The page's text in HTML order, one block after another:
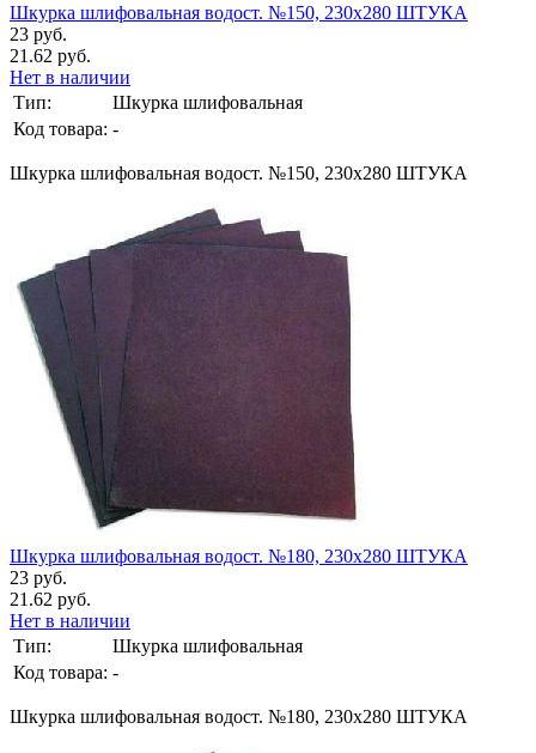
Шкурка шлифовальная водост. №150, 230х280 ШТУКА
23 руб.
21.62 руб.
Нет в наличии
Тип:
Шкурка шлифовальная
Код товара: -
Шкурка шлифовальная водост. №150, 230х280 ШТУКА
Шкурка шлифовальная водост. №180, 230х280 ШТУКА
23 руб.
21.62 руб.
Нет в наличии
Тип:
Шкурка шлифовальная
Код товара: -
Шкурка шлифовальная водост. №180, 230х280 ШТУКА